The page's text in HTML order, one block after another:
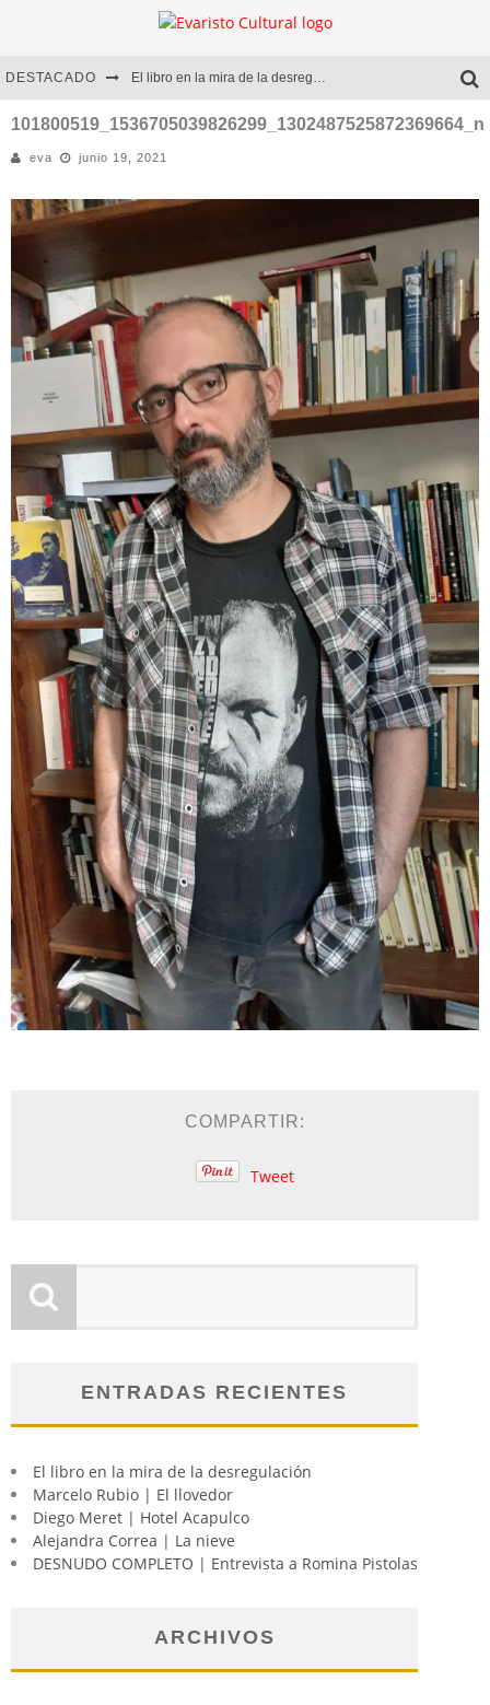
DESTACADO El libro en la mira de la desregulación
Marcelo Rubio | El llovedor
Diego Meret | Hotel Acapulco
Alejandra Correa | La nieve
101800519_1536705039826299_1302487525872369664_n
eva junio 19, 2021
COMPARTIR:
Tweet
ENTRADAS RECIENTES
El libro en la mira de la desregulación
Marcelo Rubio | El llovedor
Diego Meret | Hotel Acapulco
Alejandra Correa | La nieve
DESNUDO COMPLETO | Entrevista a Romina Pistolas
ARCHIVOS